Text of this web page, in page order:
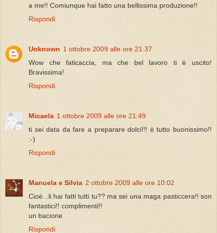
a me!! Comiunque hai fatto una bellissima produzione!!
Rispondi
Unknown 1 ottobre 2009 alle ore 21:37
Wow che faticaccia, ma che bel lavoro ti è uscito!
Bravissima!
Rispondi
Micaela 1 ottobre 2009 alle ore 21:49
ti sei data da fare a preparare dolci!!! è tutto buonissimo!!
:-)
Rispondi
Manuela e Silvia 2 ottobre 2009 alle ore 10:02
Cioè...li hai fatti tutti tu?? ma sei una maga pasticcera!! son
fantastici!! complimenti!!
un bacione
Rispondi